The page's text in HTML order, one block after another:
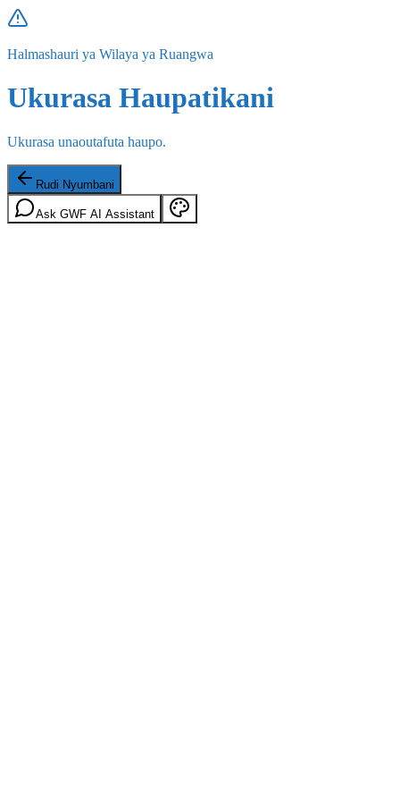
Halmashauri ya Wilaya ya Ruangwa
Ukurasa Haupatikani
Ukurasa unaoutafuta haupo.
Rudi Nyumbani
Ask GWF AI Assistant